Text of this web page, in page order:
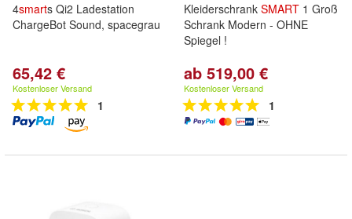
4smarts Qi2 Ladestation
ChargeBot Sound, spacegrau
65,42 €
Kostenloser Versand
1
Kleiderschrank SMART 1 Groß
Schrank Modern - OHNE
Spiegel !
ab 519,00 €
Kostenloser Versand
1